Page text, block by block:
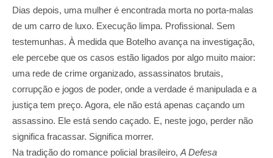
Dias depois, uma mulher é encontrada morta no porta-malas
de um carro de luxo. Execução limpa. Profissional. Sem
testemunhas. À medida que Botelho avança na investigação,
ele percebe que os casos estão ligados por algo muito maior:
uma rede de crime organizado, assassinatos brutais,
corrupção e jogos de poder, onde a verdade é manipulada e a
justiça tem preço. Agora, ele não está apenas caçando um
assassino. Ele está sendo caçado. E, neste jogo, perder não
significa fracassar. Significa morrer.
Na tradição do romance policial brasileiro, A Defesa